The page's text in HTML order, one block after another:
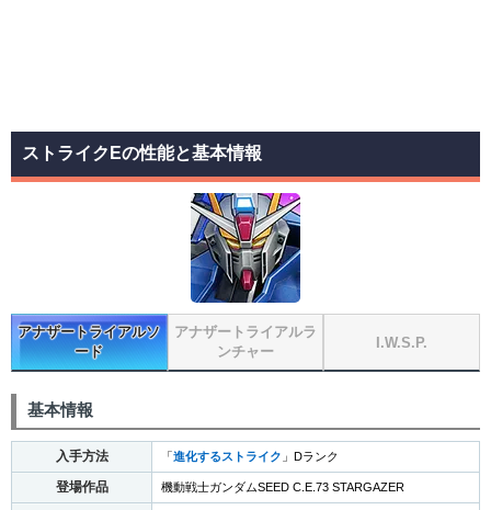
ストライクEの性能と基本情報
アナザートライアルソ
ード
アナザートライアルラ
ンチャー
I.W.S.P.
基本情報
入手方法 「 進化するストライク 」Dランク
登場作品 機動戦士ガンダムSEED C.E.73 STARGAZER